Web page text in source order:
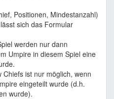
Positionen, Mindestanzahl)
sich das Formular
werden nur dann
Umpire in diesem Spiel eine
Chiefs ist nur möglich, wenn
eingeteilt wurde (d.h.
wurde).